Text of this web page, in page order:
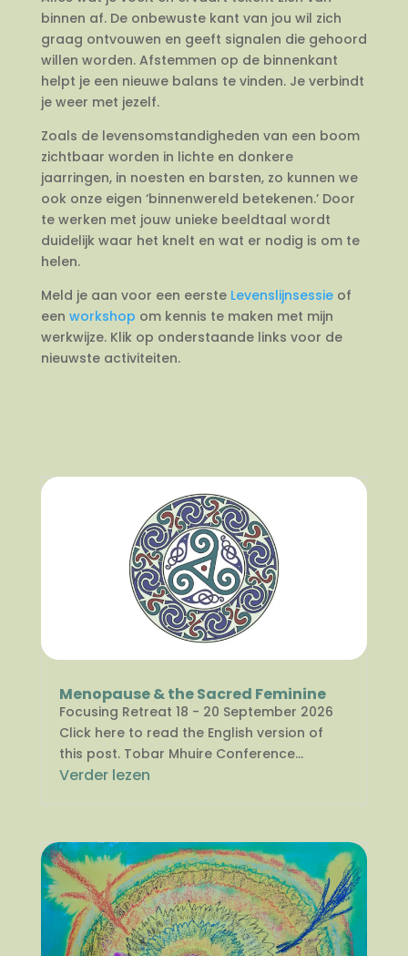
binnen af. De onbewuste kant van jou wil zich
graag ontvouwen en geeft signalen die gehoord
willen worden. Afstemmen op de binnenkant
helpt je een nieuwe balans te vinden. Je verbindt
je weer met jezelf.
Zoals de levensomstandigheden van een boom
zichtbaar worden in lichte en donkere
jaarringen, in noesten en barsten, zo kunnen we
ook onze eigen ‘binnenwereld betekenen.’ Door
te werken met jouw unieke beeldtaal wordt
duidelijk waar het knelt en wat er nodig is om te
helen.
Meld je aan voor een eerste Levenslijnsessieof
een workshop om kennis te maken met mijn
werkwijze. Klik op onderstaande links voor de
nieuwste activiteiten.
Menopause & the Sacred Feminine
Focusing Retreat 18 - 20 September 2026
Click here to read the English version of
this post. Tobar Mhuire Conference...
Verder lezen